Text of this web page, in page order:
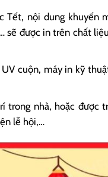
nội dung khuyến
được in trên chất
cuộn, máy in kỹ
trong nhà, hoặc được
lễ hội,…